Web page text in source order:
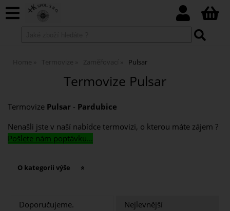
Home Termovize Zaměřovací Pulsar
Termovize Pulsar
Termovize Pulsar - Pardubice
Nenašli jste v naší nabídce termovizi, o kterou máte zájem ?
Pošlete nám poptávku...
O kategorii výše
Doporučujeme.
Nejlevnější